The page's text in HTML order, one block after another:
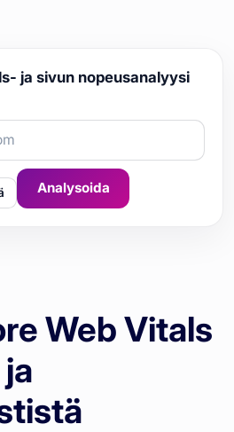
ja sivun nopeusanalyysi
Analysoida
Web Vitals